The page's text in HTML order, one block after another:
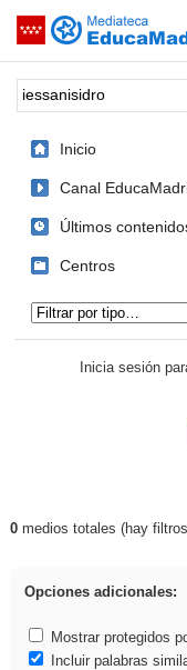
Saltar navegación
Palabra o frase:
Inicio
Canal
Últimos
Centros
Inicia sesión
Resultados de:
0medios totales (hay
Opciones adicionales:
Mostrar protegidos
Incluir palabras